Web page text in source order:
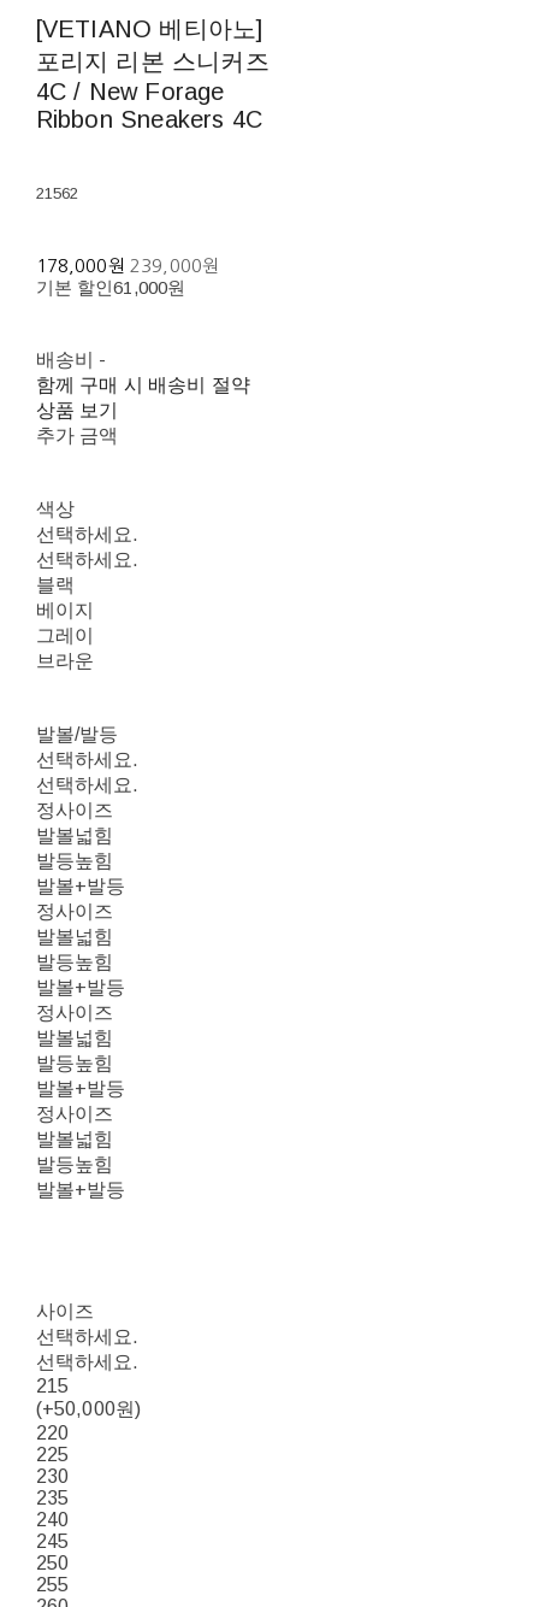
[VETIANO 베티아노]
포리지 리본 스니커즈
4C / New Forage
Ribbon Sneakers 4C
21562
178,000원 239,000원
기본 할인61,000원
배송비 -
함께 구매 시 배송비 절약
상품 보기
추가 금액
색상
선택하세요.
선택하세요.
블랙
베이지
그레이
브라운
발볼/발등
선택하세요.
선택하세요.
정사이즈
발볼넓힘
발등높힘
발볼+발등
정사이즈
발볼넓힘
발등높힘
발볼+발등
정사이즈
발볼넓힘
발등높힘
발볼+발등
정사이즈
발볼넓힘
발등높힘
발볼+발등
사이즈
선택하세요.
선택하세요.
215
(+50,000원)
220
225
230
235
240
245
250
255